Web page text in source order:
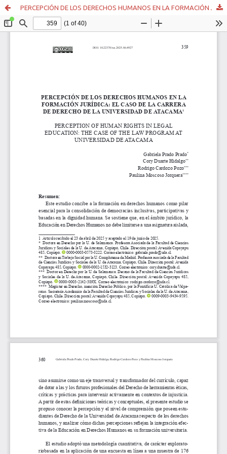
PERCEPCIÓN DE LOS DERECHOS HUMANOS EN LA FORMACIÓN JURÍDICA: EL CASO DE LA CARRERA DE DERECHO DE LA UNIVERSIDAD DE ATACAMA